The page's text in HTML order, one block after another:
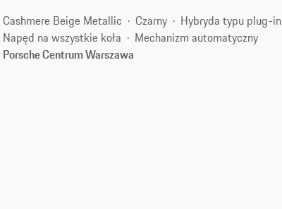
Cashmere Beige Metallic Czarny Hybryda typu plug-in
Napęd na wszystkie koła
Mechanizm automatyczny
Porsche Centrum Warszawa